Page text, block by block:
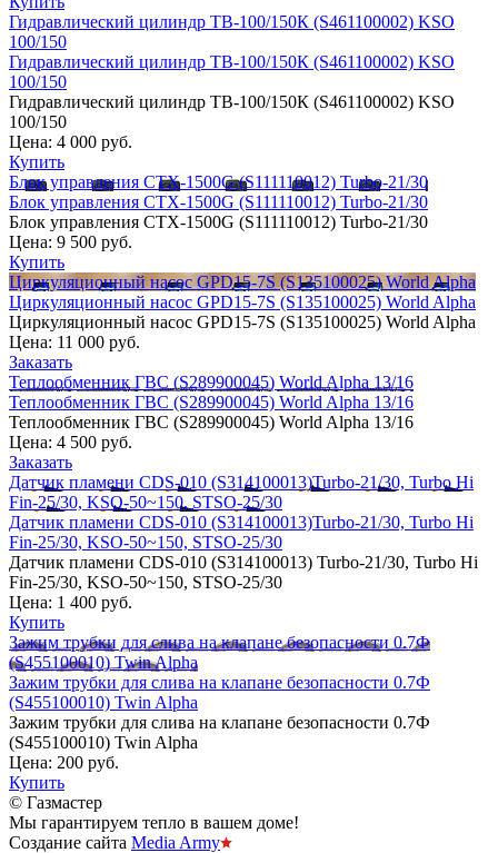
Гидравлический цилиндр ТВ-100/150К (S461100002) KSO
100/150
Гидравлический цилиндр ТВ-100/150К (S461100002) KSO
100/150
Гидравлический цилиндр ТВ-100/150К (S461100002) KSO
100/150
Цена: 4 000 руб.
Купить
Блок управления CTX-1500G (S111110012) Turbo-21/30
Блок управления CTX-1500G (S111110012) Turbo-21/30
Блок управления CTX-1500G (S111110012) Turbo-21/30
Цена: 9 500 руб.
Купить
Циркуляционный насос GPD15-7S (S135100025) World Alpha
Циркуляционный насос GPD15-7S (S135100025) World Alpha
Циркуляционный насос GPD15-7S (S135100025) World Alpha
Цена: 11 000 руб.
Заказать
Теплообменник ГВС (S289900045) World Alpha 13/16
Теплообменник ГВС (S289900045) World Alpha 13/16
Теплообменник ГВС (S289900045) World Alpha 13/16
Цена: 4 500 руб.
Заказать
Датчик пламени CDS-010 (S314100013)Turbo-21/30, Turbo Hi
Fin-25/30, KSO-50~150, STSO-25/30
Датчик пламени CDS-010 (S314100013)Turbo-21/30, Turbo Hi
Fin-25/30, KSO-50~150, STSO-25/30
Датчик пламени CDS-010 (S314100013) Turbo-21/30, Turbo Hi
Fin-25/30, KSO-50~150, STSO-25/30
Цена: 1 400 руб.
Купить
Зажим трубки для слива на клапане безопасности 0.7Ф
(S455100010) Twin Alpha
Зажим трубки для слива на клапане безопасности 0.7Ф
(S455100010) Twin Alpha
Зажим трубки для слива на клапане безопасности 0.7Ф
(S455100010) Twin Alpha
Цена: 200 руб.
Купить
© Газмастер
Мы гарантируем тепло в вашем доме!
Создание сайта Media Army